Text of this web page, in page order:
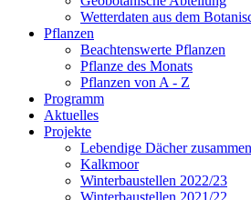
Wetterdaten aus dem
Pflanzen
Beachtenswerte Pflanzen
Pflanze des Monats
Pflanzen von A - Z
Programm
Aktuelles
Projekte
Lebendige Dächer
Kalkmoor
Winterbaustellen 2022/23
Winterbaustellen 2021/22